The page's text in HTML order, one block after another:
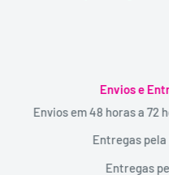
Envios e
Envios em 48 horas a 72
Entregas pela
Entregas